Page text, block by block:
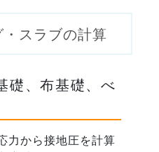
スラブの計算
礎、布基礎、べ
力から接地圧を計算